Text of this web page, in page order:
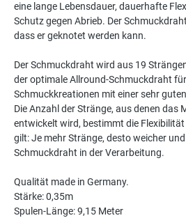
eine lange Lebensdauer, dauerhafte
Schutz gegen Abrieb. Der
dass er geknotet werden kann.
Der Schmuckdraht wird aus 19
der optimale Allround-Schmuckdraht
Schmuckkreationen mit einer sehr
Die Anzahl der Stränge, aus denen das
entwickelt wird, bestimmt die
gilt: Je mehr Stränge, desto weicher
Schmuckdraht in der Verarbeitung.
Qualität made in Germany.
Stärke: 0,35m
Spulen-Länge: 9,15 Meter